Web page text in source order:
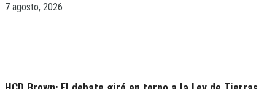
7 agosto, 2026